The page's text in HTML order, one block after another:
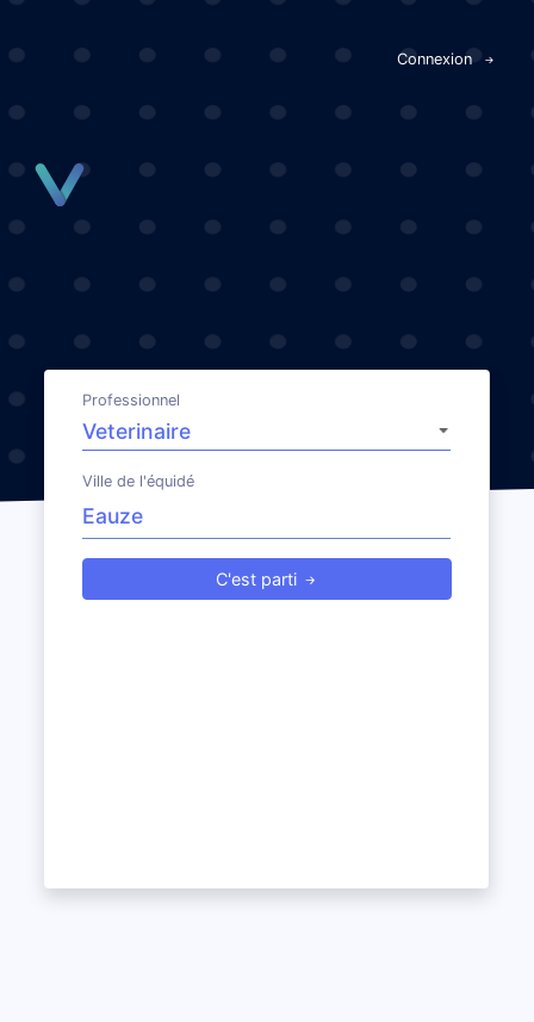
Connexion
Professionnel
Ville de l'équidé
C'est parti